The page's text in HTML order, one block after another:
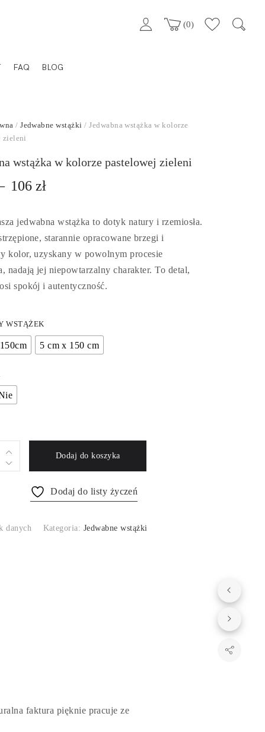
0
FAQ BLOG
/Jedwabne wstążki / Jedwabna wstążka w kolorze
zieleni
wstążka w kolorze pastelowej zieleni
106 zł
od
95 zł
do
106 zł
jedwabna wstążka to dotyk natury i rzemiosła.
starannie opracowane brzegi i
kolor, uzyskany w powolnym procesie
nadają jej niepowtarzalny charakter. To detal,
spokój i autentyczność.
WSTĄŻEK
5 cm x 150 cm
Dodaj do koszyka
Dodaj do listy życzeń
danych Kategoria: Jedwabne wstążki
faktura pięknie pracuje ze